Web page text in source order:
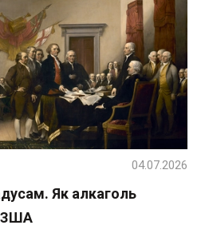
Як алкаголь
ЗША
04.07.2026